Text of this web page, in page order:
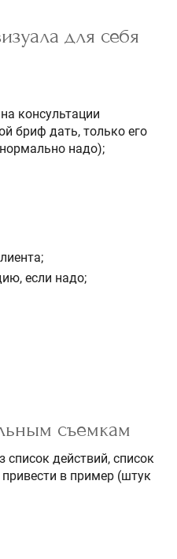
для себя
консультации
бриф дать, только его
надо);
если надо;
съемкам
список действий, список
в пример (штук